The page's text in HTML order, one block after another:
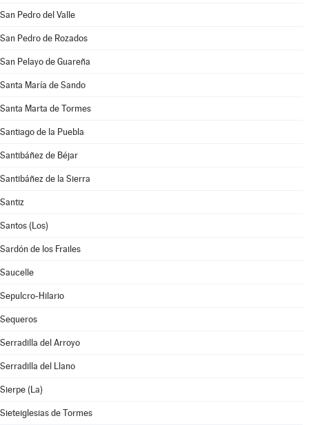
San Pedro del Valle
San Pedro de Rozados
San Pelayo de Guareña
Santa María de Sando
Santa Marta de Tormes
Santiago de la Puebla
Santibáñez de Béjar
Santibáñez de la Sierra
Santiz
Santos (Los)
Sardón de los Frailes
Saucelle
Sepulcro-Hilario
Sequeros
Serradilla del Arroyo
Serradilla del Llano
Sierpe (La)
Sieteiglesias de Tormes